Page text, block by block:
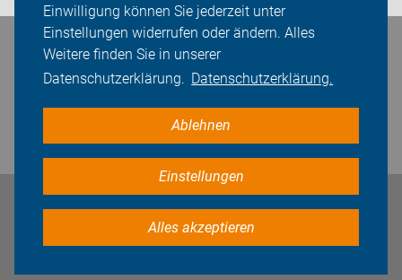
Einwilligung können Sie jederzeit unter
Einstellungen widerrufen oder ändern. Alles
Weitere finden Sie in unserer
Datenschutzerklärung. Datenschutzerklärung.
Ablehnen
Einstellungen
Alles akzeptieren
Bleiben Sie in Kontakt